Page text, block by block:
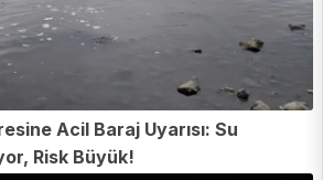
Acil Baraj Uyarısı: Su
Risk Büyük!